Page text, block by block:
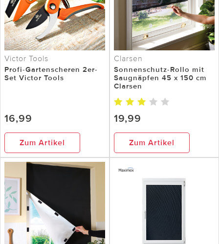
Victor Tools
Profi-Gartenscheren 2er-
Set Victor Tools
16,99
Zum Artikel
Clarsen
Sonnenschutz-Rollo mit
Saugnäpfen 45 x 150 cm
Clarsen
19,99
Zum Artikel